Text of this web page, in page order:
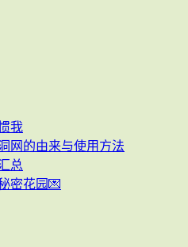
我
网的由来与使用方法
总
密花园💌